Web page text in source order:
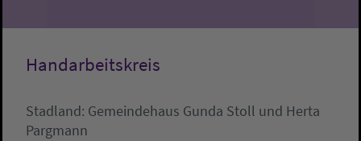
Handarbeitskreis
Stadland: Gemeindehaus Gunda Stoll und Herta
Pargmann